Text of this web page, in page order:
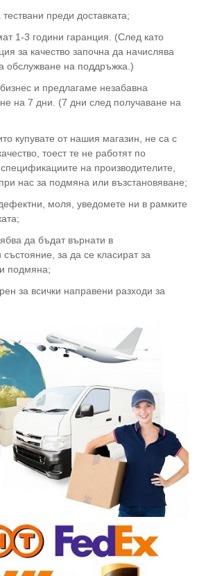
преди доставката;
1-3 години гаранция. (След като
за качество започна да начислява
обслужване на поддръжка.)
и предлагаме незабавна
на 7 дни. (7 дни след получаване на
купувате от нашия магазин, не са с
тоест те не работят по
на производителите,
нас за подмяна или възстановяване;
моля, уведомете ни в рамките
да бъдат върнати в
за да се класират за
подмяна;
за всички направени разходи за